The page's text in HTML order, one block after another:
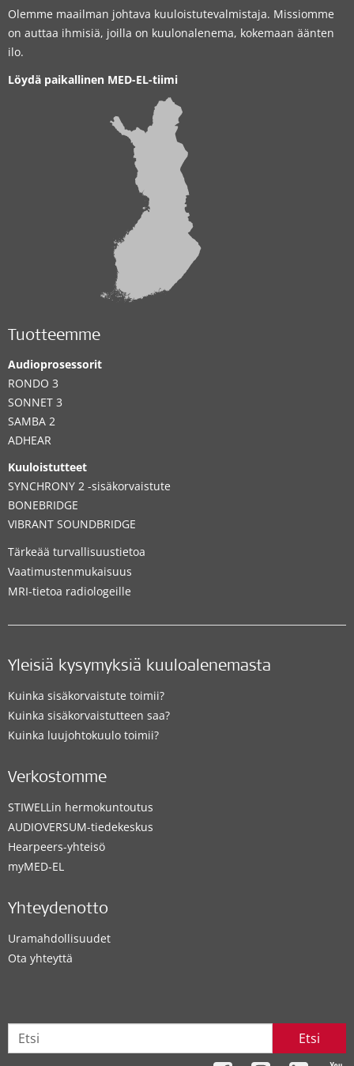
Olemme maailman johtava kuuloistutevalmistaja. Missiomme
on auttaa ihmisiä, joilla on kuulonalenema, kokemaan äänten
ilo.
Löydä paikallinen MED-EL-tiimi
Tuotteemme
Audioprosessorit
RONDO 3
SONNET 3
SAMBA 2
ADHEAR
Kuuloistutteet
SYNCHRONY 2 -sisäkorvaistute
BONEBRIDGE
VIBRANT SOUNDBRIDGE
Tärkeää turvallisuustietoa
Vaatimustenmukaisuus
MRI-tietoa radiologeille
Yleisiä kysymyksiä kuuloalenemasta
Kuinka sisäkorvaistute toimii?
Kuinka sisäkorvaistutteen saa?
Kuinka luujohtokuulo toimii?
Verkostomme
STIWELLin hermokuntoutus
AUDIOVERSUM-tiedekeskus
Hearpeers-yhteisö
myMED‑EL
Yhteydenotto
Uramahdollisuudet
Ota yhteyttä
Etsi